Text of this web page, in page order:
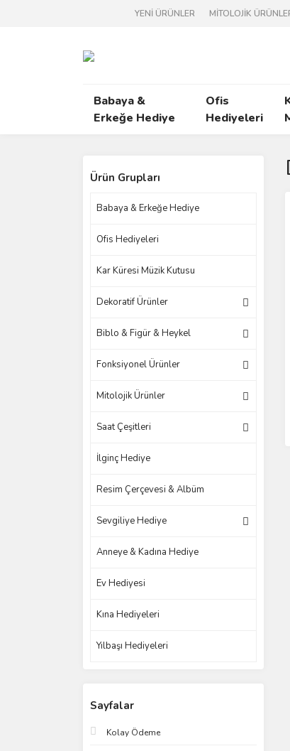
YENİ ÜRÜNLER MİTOLOJİK
Babaya &
Erkeğe Hediye
Ofis
Hediyeleri
Ürün Grupları
Babaya & Erkeğe Hediye
Ofis Hediyeleri
Kar Küresi Müzik Kutusu
Dekoratif Ürünler
Biblo & Figür & Heykel
Fonksiyonel Ürünler
Mitolojik Ürünler
Saat Çeşitleri
İlginç Hediye
Resim Çerçevesi & Albüm
Sevgiliye Hediye
Anneye & Kadına Hediye
Ev Hediyesi
Kına Hediyeleri
Yılbaşı Hediyeleri
Sayfalar
Kolay Ödeme